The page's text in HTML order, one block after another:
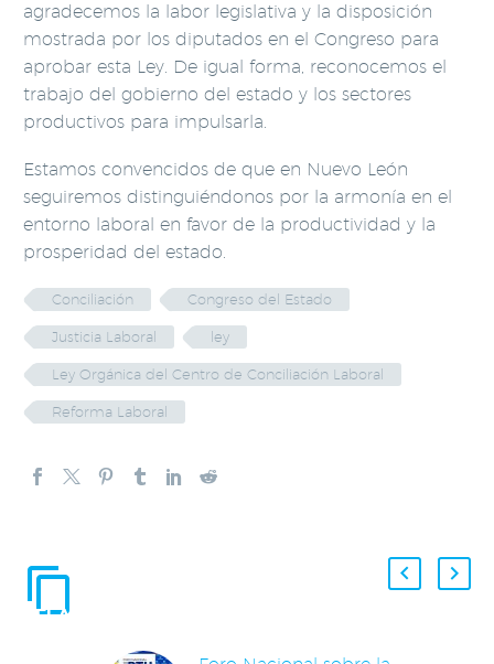
agradecemos la labor legislativa y la disposición
mostrada por los diputados en el Congreso para
aprobar esta Ley. De igual forma, reconocemos el
trabajo del gobierno del estado y los sectores
productivos para impulsarla.
Estamos convencidos de que en Nuevo León
seguiremos distinguiéndonos por la armonía en el
entorno laboral en favor de la productividad y la
prosperidad del estado.
Conciliación Congreso del Estado
Justicia Laboral ley
Ley Orgánica del Centro de Conciliación Laboral
Reforma Laboral
RELACIONADAS